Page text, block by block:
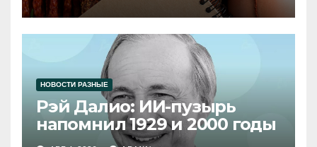
НОВОСТИ РАЗНЫЕ
Рэй Далио: ИИ-пузырь
напомнил 1929 и 2000 годы